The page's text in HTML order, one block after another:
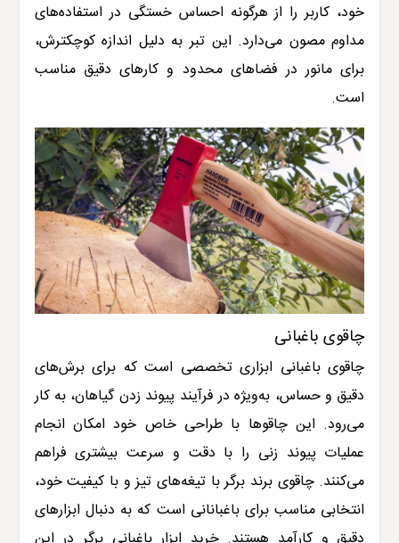
خود، کاربر را از هرگونه احساس خستگی در استفاده‌های
مداوم مصون می‌دارد. این تبر به دلیل اندازه کوچکترش،
برای مانور در فضاهای محدود و کارهای دقیق مناسب
است.
چاقوی باغبانی
چاقوی باغبانی ابزاری تخصصی است که برای برش‌های
دقیق و حساس، به‌ویژه در فرآیند پیوند زدن گیاهان، به کار
می‌رود. این چاقوها با طراحی خاص خود امکان انجام
عملیات پیوند زنی را با دقت و سرعت بیشتری فراهم
می‌کنند. چاقوی برند برگر با تیغه‌های تیز و با کیفیت خود،
انتخابی مناسب برای باغبانانی است که به دنبال ابزارهای